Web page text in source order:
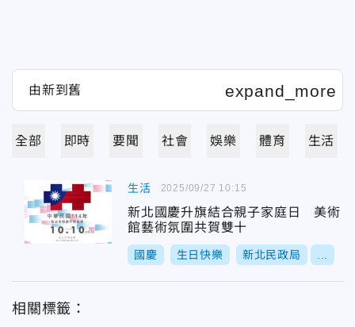
全部 即時 要聞 社會 娛樂 體育 生活
生活
新北國慶升旗結合親子家庭日 美術
館藝術氛圍共賀雙十
國慶 生日快樂 新北民政局
2025/09/27 10:15
相關標籤：